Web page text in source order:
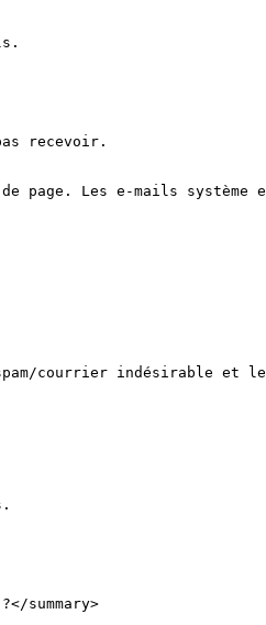
recevoir.
Les e-mails système
courrier indésirable et
summary>